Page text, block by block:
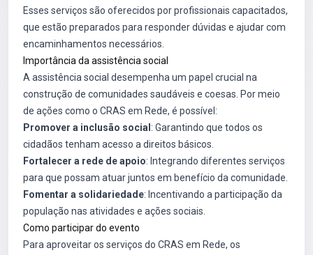
Esses serviços são oferecidos por profissionais capacitados,
que estão preparados para responder dúvidas e ajudar com
encaminhamentos necessários.
Importância da assistência social
A assistência social desempenha um papel crucial na
construção de comunidades saudáveis e coesas. Por meio
de ações como o CRAS em Rede, é possível:
Promover a inclusão social : Garantindo que todos os
cidadãos tenham acesso a direitos básicos.
Fortalecer a rede de apoio: Integrando diferentes serviços
para que possam atuar juntos em benefício da comunidade.
Fomentar a solidariedade: Incentivando a participação da
população nas atividades e ações sociais.
Como participar do evento
Para aproveitar os serviços do CRAS em Rede, os